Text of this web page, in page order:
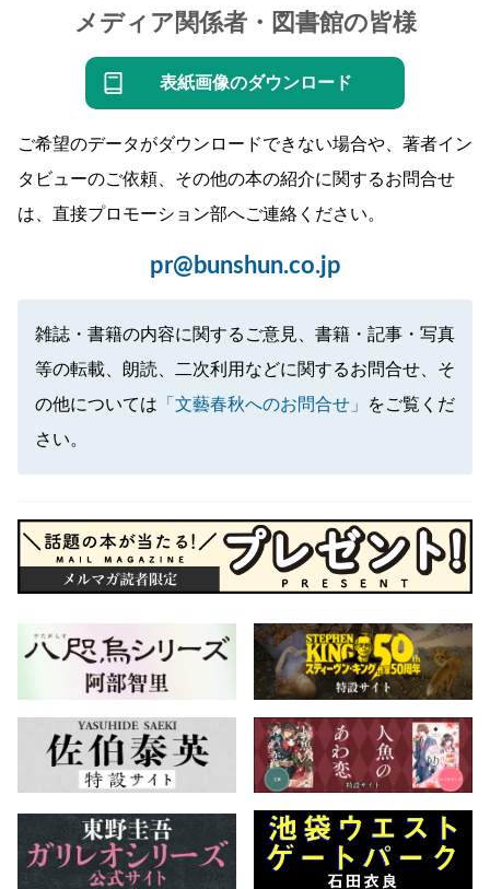
メディア関係者・図書館の皆様
表紙画像のダウンロード
ご希望のデータがダウンロードできない場合や、著者イン
タビューのご依頼、その他の本の紹介に関するお問合せ
は、直接プロモーション部へご連絡ください。
pr@bunshun.co.jp
雑誌・書籍の内容に関するご意見、書籍・記事・写真
等の転載、朗読、二次利用などに関するお問合せ、そ
の他については 「文藝春秋へのお問合せ」
をご覧くだ
さい。